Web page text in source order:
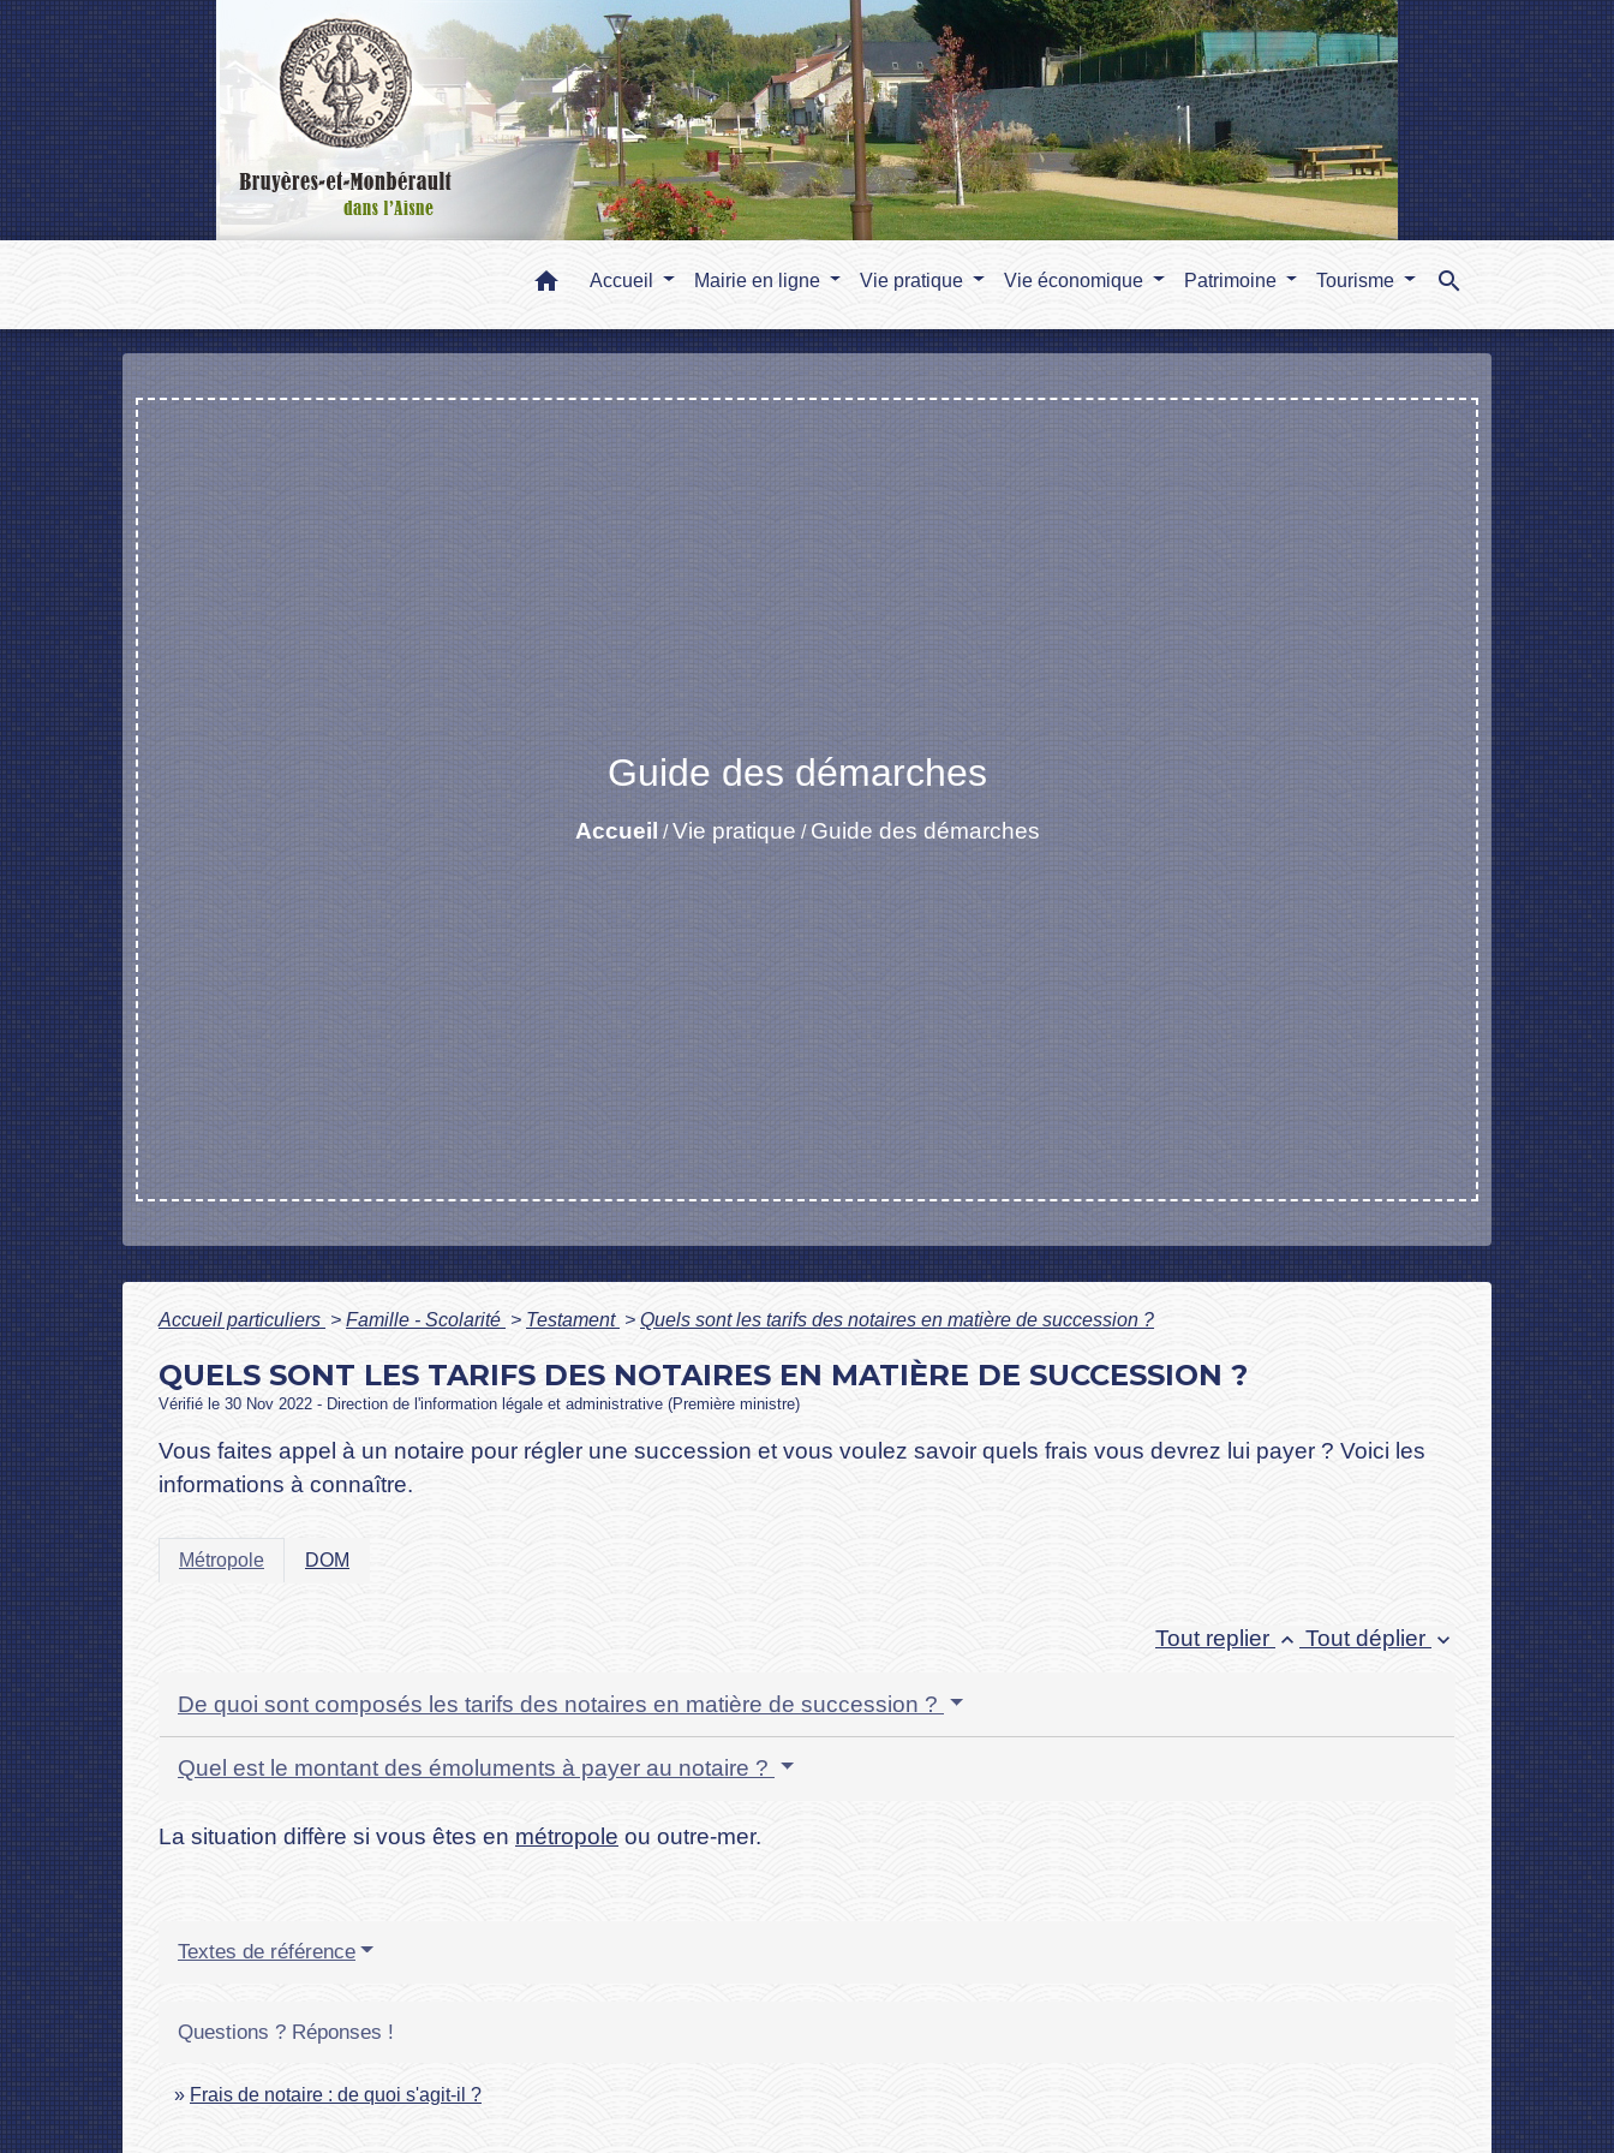
home Accueil Mairie en ligne Vie pratique Vie économique Patrimoine Tourisme search
Guide des démarches
Accueil /Vie pratique / Guide des démarches
Accueil particuliers > Famille - Scolarité > Testament > Quels sont les tarifs des notaires en matière de succession ?
QUELS SONT LES TARIFS DES NOTAIRES EN MATIÈRE DE SUCCESSION ?
Vérifié le 30 Nov 2022 - Direction de l'information légale et administrative (Première ministre)
Vous faites appel à un notaire pour régler une succession et vous voulez savoir quels frais vous devrez lui payer ? Voici les
informations à connaître.
Métropole DOM
Tout replier keyboard_arrow_up Tout déplier keyboard_arrow_down
De quoi sont composés les tarifs des notaires en matière de succession ?
Quel est le montant des émoluments à payer au notaire ?
La situation diffère si vous êtes en métropole ou outre-mer.
Textes de référence
Questions ? Réponses !
Frais de notaire : de quoi s'agit-il ?